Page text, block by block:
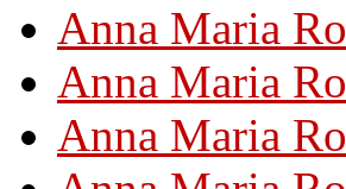
Anna Maria
Anna Maria
Anna Maria